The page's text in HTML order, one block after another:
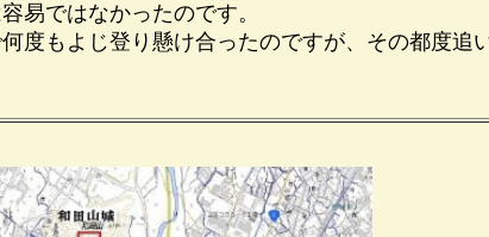
ではなかったのです。
もよじ登り懸け合ったのですが、その都度追